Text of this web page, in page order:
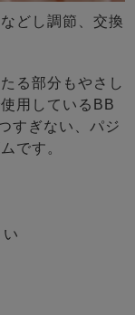
どし調節、交換
る部分もやさし
用しているBB
すぎない、パジ
です。